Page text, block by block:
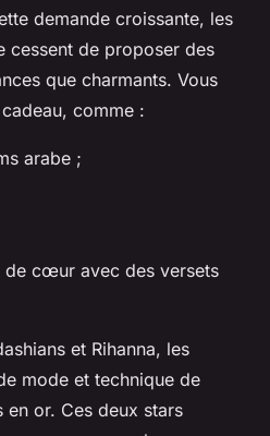
demande croissante, les
cessent de proposer des
que charmants. Vous
comme :
arabe ;
de cœur avec des versets
et Rihanna, les
mode et technique de
or. Ces deux stars